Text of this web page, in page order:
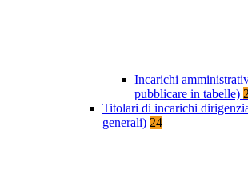
Incarichi
pubblicare in tabelle) 2
Titolari di incarichi
generali) 24